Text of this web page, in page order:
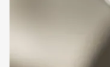
Silmahaiguste
Kui põed tonomeetriat
silmatilgad. Neid sobib
mäda, nõre või